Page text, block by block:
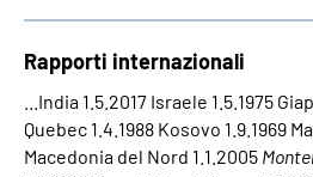
Rapporti internazionali
...India 1.5.2017 Israele 1.5.1975
Quebec 1.4.1988 Kosovo 1.9.1969
Macedonia del Nord 1.1.2005